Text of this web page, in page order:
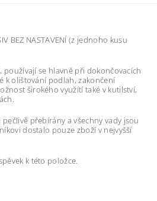
BEZ NASTAVENÍ (z jednoho kusu
používají se hlavně při dokončovacích
k olištování podlah, zakončení
širokého využítí také v kutilství,
přebírány a všechny vady jsou
dostalo pouze zboží v nejvyšší
k této položce.